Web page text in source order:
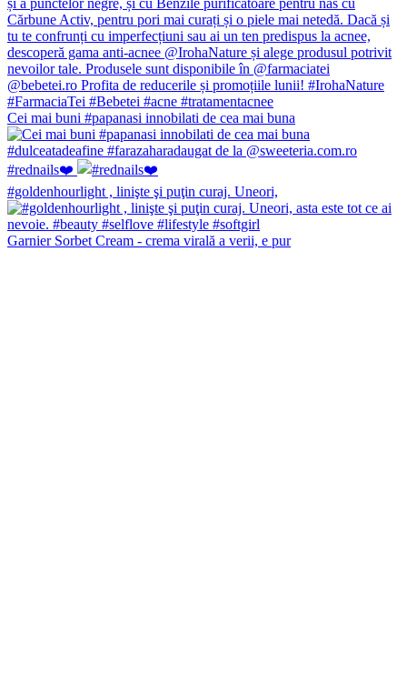
Cei mai buni #papanasi innobilati de cea mai buna
#rednails❤️
#goldenhourlight , linişte şi puţin curaj. Uneori,
Garnier Sorbet Cream - crema virală a verii, e pur